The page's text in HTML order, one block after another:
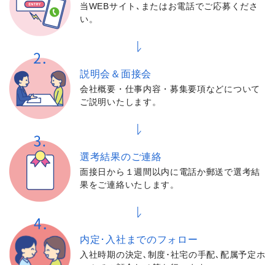
当WEBサイト､またはお電話でご応募くださ
い。
説明会＆面接会
会社概要・仕事内容・募集要項などについて
ご説明いたします。
選考結果のご連絡
面接日から１週間以内に電話か郵送で選考結
果をご連絡いたします。
内定･入社までのフォロー
入社時期の決定､制度･社宅の手配､配属予定ホ